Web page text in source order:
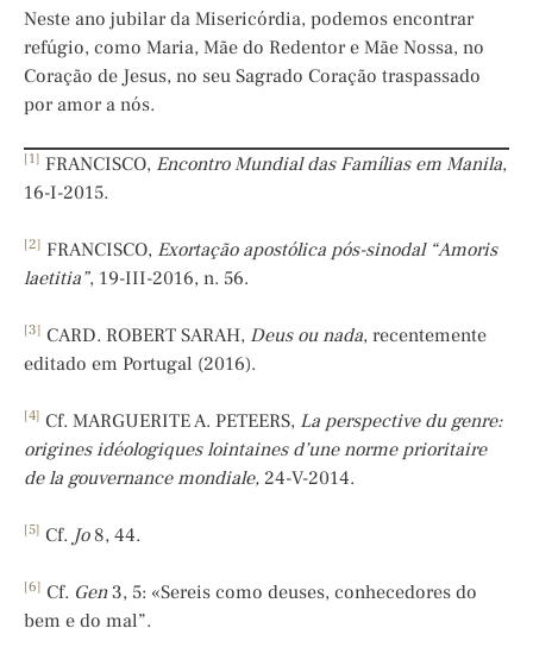
Neste ano jubilar da Misericórdia, podemos encontrar
refúgio, como Maria, Mãe do Redentor e Mãe Nossa, no
Coração de Jesus, no seu Sagrado Coração traspassado
por amor a nós.
[1] FRANCISCO, Encontro Mundial das Famílias em Manila,
16-I-2015.
[2] FRANCISCO, Exortação apostólica pós-sinodal “Amoris
laetitia”, 19-III-2016, n. 56.
[3] CARD. ROBERT SARAH, Deus ou nada, recentemente
editado em Portugal (2016).
[4] Cf. MARGUERITE A. PETEERS, La perspective du genre:
origines idéologiques lointaines d’une norme prioritaire
de la gouvernance mondiale, 24-V-2014.
[5] Cf. Jo8, 44.
[6] Cf. Gen3, 5: «Sereis como deuses, conhecedores do
bem e do mal”.